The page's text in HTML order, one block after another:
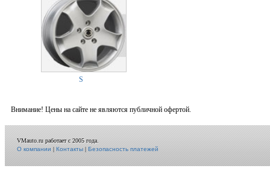
S
Внимание! Цены на сайте не являются публичной офертой.
VMauto.ru работает с 2005 года.
О компании|Контакты|Безопасность платежей